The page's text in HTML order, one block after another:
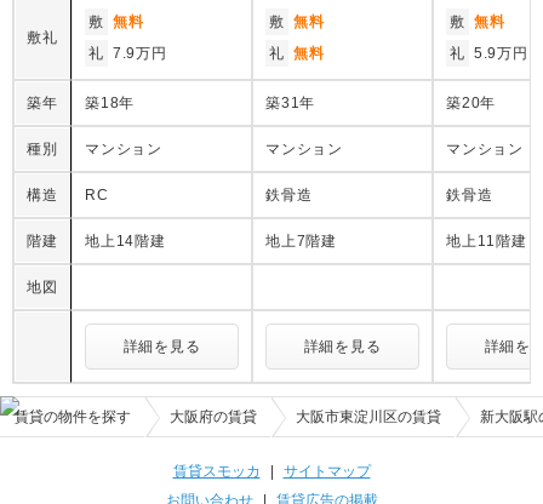
敷礼
敷 無料
礼 7.9万円
敷 無料
礼 無料
敷 無料
礼 5.9万円
築年 築18年 築31年 築20年
種別 マンション マンション マンション
構造 RC 鉄骨造 鉄骨造
階建 地上14階建 地上7階建 地上11階建
地図
詳細を見る 詳細を見る 詳細を
賃貸の物件を探す 大阪府の賃貸 大阪市東淀川区の賃貸 新大阪駅
賃貸スモッカ | サイトマップ
お問い合わせ| 賃貸広告の掲載